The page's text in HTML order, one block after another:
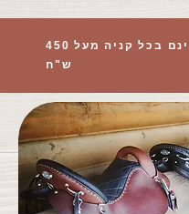
משלוח חינם בכל קניה מעל 450
ש"ח